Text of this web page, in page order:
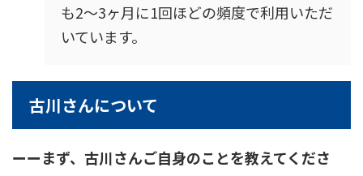
も2〜3ヶ月に1回ほどの頻度で利用いただ
いています。
古川さんについて
ーーまず、古川さんご自身のことを教えてくださ